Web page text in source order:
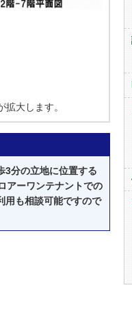
大します。
3分の立地に位置する
アーワンテナントでの
用も相談可能ですので